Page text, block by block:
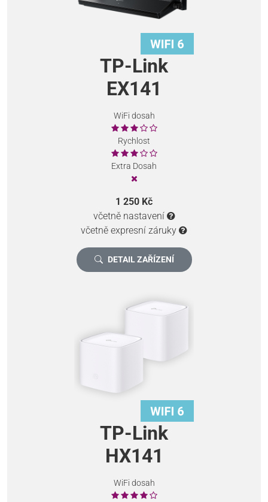
TP-Link
EX141
WiFi dosah
Rychlost
Extra Dosah
1 250 Kč
včetně nastavení
včetně expresní záruky
DETAIL ZAŘÍZENÍ
TP-Link
HX141
WiFi dosah